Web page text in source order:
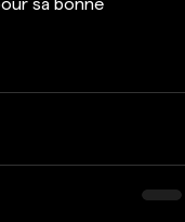
sa bonne